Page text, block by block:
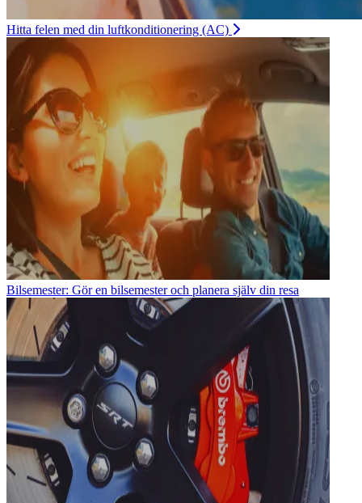
Hitta felen med din luftkonditionering (AC)
Bilsemester: Gör en bilsemester och planera själv din resa